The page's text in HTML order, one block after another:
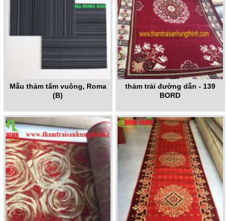
Mẫu thảm tấm vuông, Roma
(B)
thảm trải đường dẫn - 139
BORD